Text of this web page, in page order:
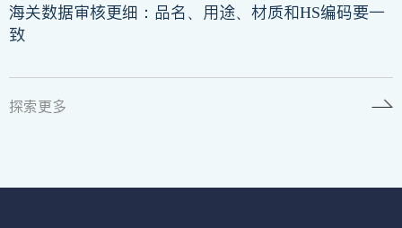
海关数据审核更细：品名、用途、材质和HS编码要一
致
探索更多